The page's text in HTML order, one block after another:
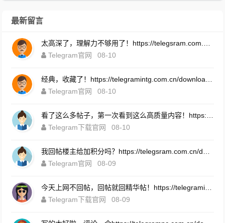
最新留言
Telegram官网
08-10
Telegram官网
08-10
Telegram下载官网
08-10
Telegram官网
08-09
Telegram下载官网
08-09